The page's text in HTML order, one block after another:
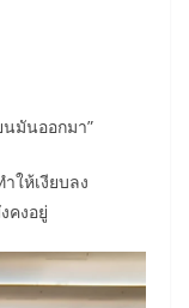
นมันออกมา”
ให้เงียบลง
คงอยู่